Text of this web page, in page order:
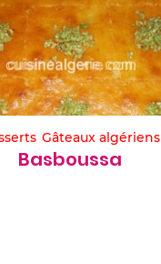
Gâteaux algériens
Basboussa